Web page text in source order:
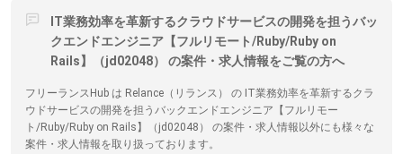
IT業務効率を革新するクラウドサービスの開発を担うバッ
クエンドエンジニア【フルリモート/Ruby/Ruby on
Rails】（jd02048） の案件・求人情報をご覧の方へ
フリーランスHub は Relance（リランス） の IT業務効率を革新するクラ
ウドサービスの開発を担うバックエンドエンジニア【フルリモー
ト/Ruby/Ruby on Rails】（jd02048） の案件・求人情報以外にも様々な
案件・求人情報を取り扱っております。